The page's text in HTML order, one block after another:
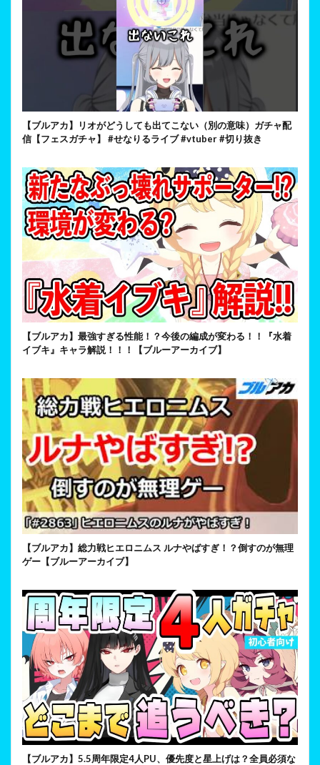
【ブルアカ】リオがどうしても出てこない（別の意味）ガチャ配
信【フェスガチャ】 #せなりるライブ #vtuber #切り抜き
【ブルアカ】最強すぎる性能！？今後の編成が変わる！！『水着
イブキ』キャラ解説！！！【ブルーアーカイブ】
【ブルアカ】総力戦ヒエロニムス ルナやばすぎ！？倒すのが無理
ゲー【ブルーアーカイブ】
【ブルアカ】5.5周年限定4人PU、優先度と星上げは？全員必須な